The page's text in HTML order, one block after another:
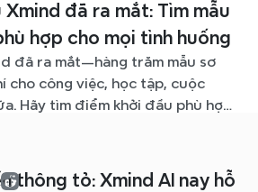
Xmind đã ra mắt: Tìm mẫu
hợp cho mọi tình huống
đã ra mắt—hàng trăm mẫu sơ
cho công việc, học tập, cuộc
Hãy tìm điểm khởi đầu phù hợp
thông tỏ: Xmind AI nay hỗ